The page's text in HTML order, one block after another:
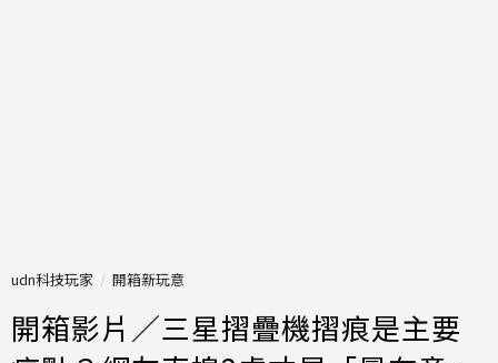
udn科技玩家 開箱新玩意
開箱影片／三星摺疊機摺痕是主要